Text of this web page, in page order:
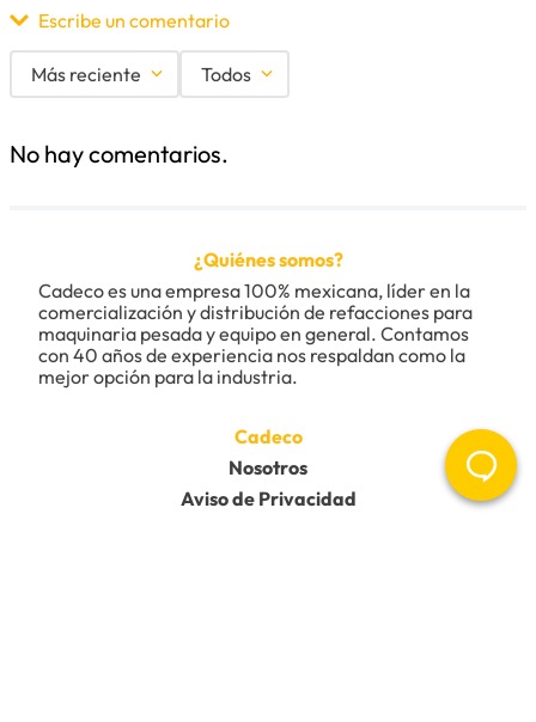
Escribe un comentario
Título
Califica el producto de 1 a 5 estrellas
★★★★★
Tu nombre
Más reciente Todos
No hay comentarios.
¿Quiénes somos?
Cadeco es una empresa 100% mexicana, líder en la
comercialización y distribución de refacciones para
maquinaria pesada y equipo en general. Contamos
con 40 años de experiencia nos respaldan como la
mejor opción para la industria.
Cadeco
Nosotros
Aviso de Privacidad